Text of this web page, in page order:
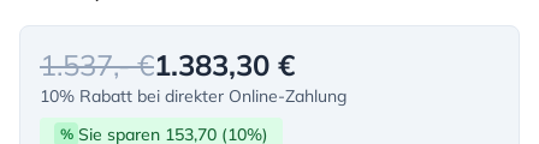
1.537,- €1.383,30 €
10% Rabatt bei direkter Online-Zahlung
% Sie sparen 153,70 (10%)